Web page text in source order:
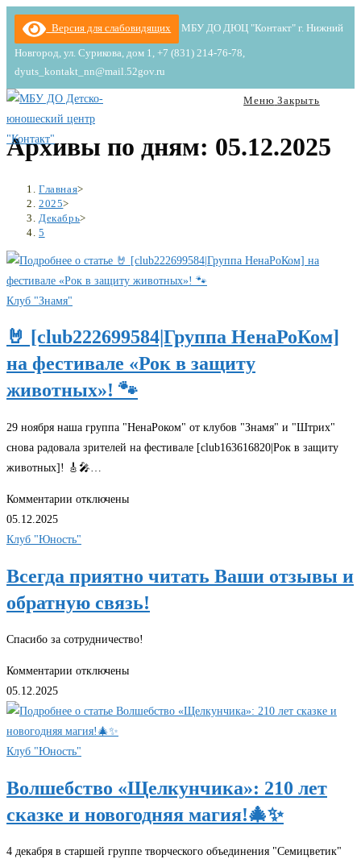
Перейти
содержимому
Версия для слабовидящих МБУ ДО ДЮЦ "Контакт" г. Нижний
Новгород, ул. Сурикова, дом 1, +7 (831) 214-76-78,
dyuts_kontakt_nn@mail.52gov.ru
Меню Закрыть
Архивы по дням: 05.12.2025
Главная>
2025>
Декабрь>
5
Клуб "Знамя"
🤘 [club222699584|Группа НенаРоКом]
на фестивале «Рок в защиту
животных»! 🐾
29 ноября наша группа "НенаРоком" от клубов "Знамя" и "Штрих"
снова радовала зрителей на фестивале [club163616820|Рок в защиту
животных]! 🎸🎤…
Комментарии к
🤘
Группа
НенаРоКом]
фестивале
животных»!
🐾
отключены
05.12.2025
Клуб "Юность"
Всегда приятно читать Ваши отзывы и
обратную связь!
Спасибо за сотрудничество!
Комментарии к
Всегда
приятно
читать
отзывы
и
связь!
отключены
05.12.2025
Клуб "Юность"
Волшебство «Щелкунчика»: 210 лет
сказке и новогодняя магия!🎄✨
4 декабря в старшей группе творческого объединения "Семицветик"